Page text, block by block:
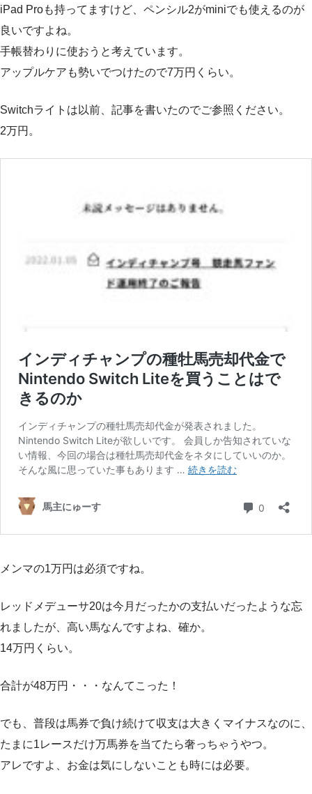
iPad Proも持ってますけど、ペンシル2がminiでも使えるのが
良いですよね。
手帳替わりに使おうと考えています。
アップルケアも勢いでつけたので7万円くらい。
Switchライトは以前、記事を書いたのでご参照ください。
2万円 。
メンマの1万円 は必須ですね。
レッドメデューサ20は今月だったかの支払いだったような忘
れましたが、高い馬なんですよね、確か。
14万円くらい。
合計が48万円 ・・・なんてこった！
でも、普段は馬券で負け続けて収支は大きくマイナスなのに、
たまに1レースだけ万馬券を当てたら奢っちゃうやつ。
アレですよ、お金は気にしないことも時には必要。